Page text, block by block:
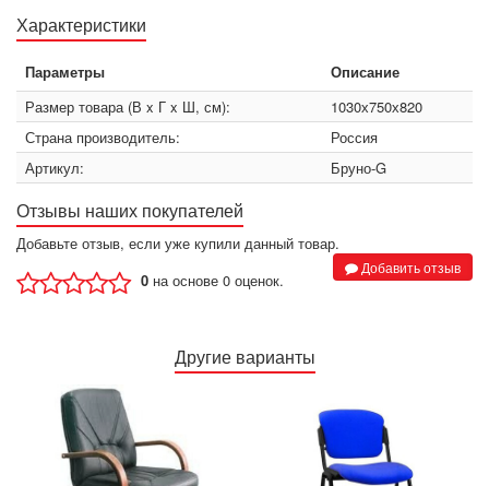
Характеристики
Параметры
Описание
Размер товара (В x Г x Ш, см):
1030х750х820
Страна производитель:
Россия
Артикул:
Бруно-G
Отзывы наших покупателей
Добавьте отзыв, если уже купили данный товар.
Добавить отзыв
0 на основе 0 оценок.
Другие варианты